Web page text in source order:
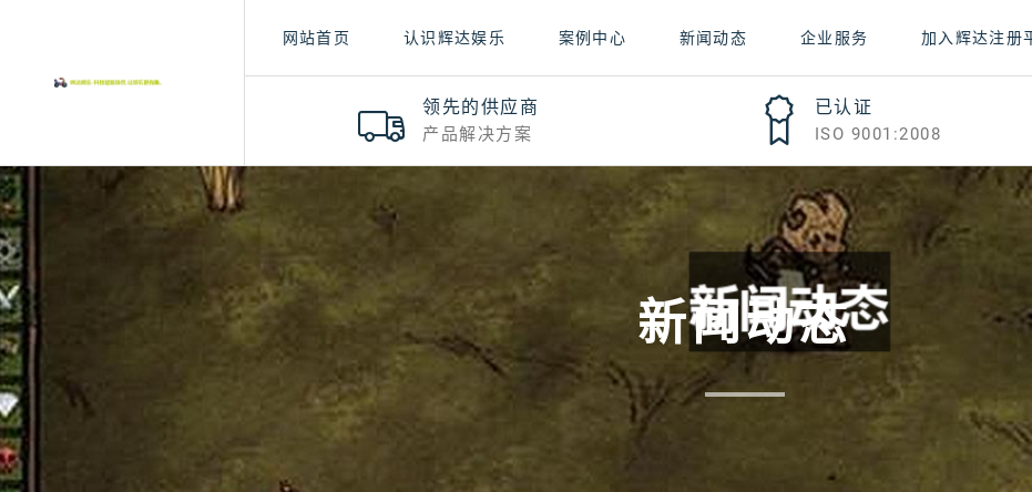
网站首页 认识辉达娱乐 案例中心 新闻动态 企业服务 加入辉达注册
领先的供应商
产品解决方案
已认证
ISO 9001:2008
新闻动态